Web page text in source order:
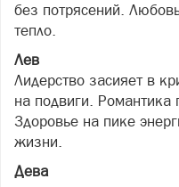
без потрясений.
тепло.
Лев
Лидерство засияет в
на подвиги. Романтика
Здоровье на пике
жизни.
Дева